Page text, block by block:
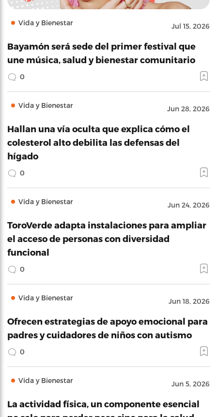
Vida y Bienestar Jul 15, 2026
Bayamón será sede del primer festival que
une música, salud y bienestar comunitario
0
Vida y Bienestar Jun 28, 2026
Hallan una vía oculta que explica cómo el
colesterol alto debilita las defensas del
hígado
0
Vida y Bienestar Jun 24, 2026
ToroVerde adapta instalaciones para ampliar
el acceso de personas con diversidad
funcional
0
Vida y Bienestar Jun 18, 2026
Ofrecen estrategias de apoyo emocional para
padres y cuidadores de niños con autismo
0
Vida y Bienestar Jun 5, 2026
La actividad física, un componente esencial